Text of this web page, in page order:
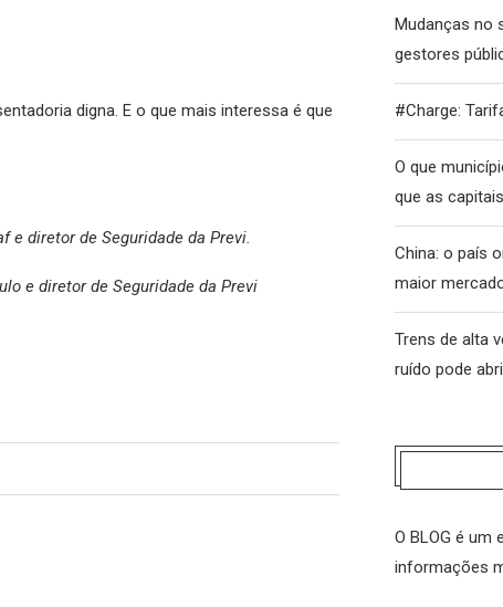
digna. E o que mais interessa é que
e diretor de Seguridade da Previ.
e diretor de Seguridade da Previ
Mudanças no
gestores
#Charge:
O que
que as
China: o país
maior
Trens de alta
ruído pode
O BLOG é um
informações